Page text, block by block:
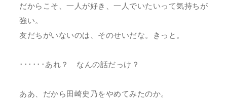
だからこそ、一人が好き、一人でいたいって気持ちが
強い。
友だちがいないのは、そのせいだな。きっと。
･･････あれ？ なんの話だっけ？
ああ、だから田崎史乃をやめてみたのか。